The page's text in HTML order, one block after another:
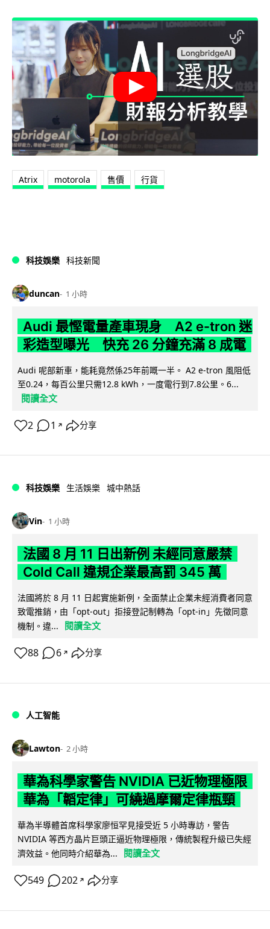
Atrix motorola 售價 行貨
科技娛樂 科技新聞
duncan 1 小時
Audi 最慳電量產車現身 A2 e-tron 迷
彩造型曝光 快充 26 分鐘充滿 8 成電
Audi 呢部新車，能耗竟然係25年前嘅一半。 A2 e-tron 風阻低
至0.24，每百公里只需12.8 kWh，一度電行到7.8公里。6...
閱讀全文
2 1 ↗ 分享
科技娛樂 生活娛樂 城中熱話
Vin 1 小時
法國 8 月 11 日出新例 未經同意嚴禁
Cold Call 違規企業最高罰 345 萬
法國將於 8 月 11 日起實施新例，全面禁止企業未經消費者同意
致電推銷，由「opt-out」拒接登記制轉為「opt-in」先徵同意
機制。違...
閱讀全文
88 6 ↗ 分享
人工智能
Lawton 2 小時
華為科學家警告 NVIDIA 已近物理極限
華為「韜定律」可繞過摩爾定律瓶頸
華為半導體首席科學家廖恒罕見接受近 5 小時專訪，警告
NVIDIA 等西方晶片巨頭正逼近物理極限，傳統製程升級已失經
濟效益。他同時介紹華為...
閱讀全文
549 202 ↗ 分享